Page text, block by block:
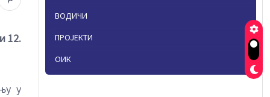
12.
у
ВОДИЧИ
ПРОЈЕКТИ
ОИК